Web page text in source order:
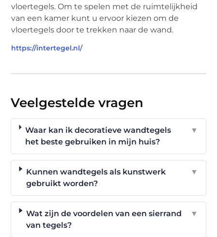
vloertegels. Om te spelen met de ruimtelijkheid
van een kamer kunt u ervoor kiezen om de
vloertegels door te trekken naar de wand.
https://intertegel.nl/
Veelgestelde vragen
Waar kan ik decoratieve wandtegels
het beste gebruiken in mijn huis?
▼
Kunnen wandtegels als kunstwerk
gebruikt worden?
▼
Wat zijn de voordelen van een sierrand
van tegels?
▼